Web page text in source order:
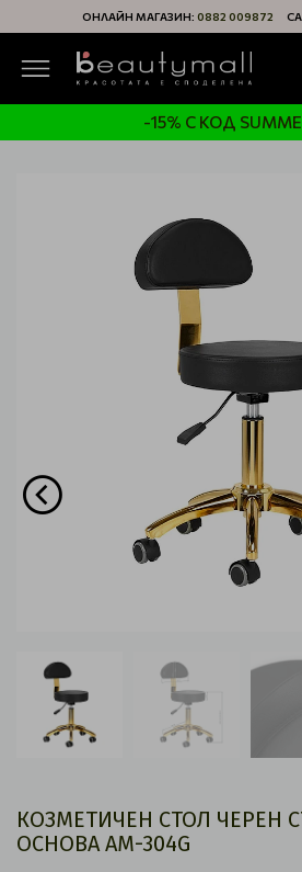
ОНЛАЙН МАГАЗИН: 0882 009872
-15% С КОД
КОЗМЕТИЧЕН СТОЛ ЧЕРЕН
ОСНОВА AM-304G